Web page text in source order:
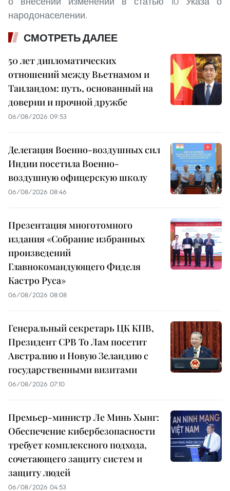
народонаселении.
СМОТРЕТЬ ДАЛЕЕ
50 лет дипломатических
отношений между Вьетнамом и
Таиландом: путь, основанный на
доверии и прочной дружбе
06/08/2026 09:53
Делегация Военно-воздушных сил
Индии посетила Военно-
воздушную офицерскую школу
06/08/2026 08:46
Презентация многотомного
издания «Собрание избранных
произведений
Главнокомандующего Фиделя
Кастро Руса»
06/08/2026 08:08
Генеральный секретарь ЦК КПВ,
Президент СРВ То Лам посетит
Австралию и Новую Зеландию с
государственными визитами
06/08/2026 07:10
Премьер-министр Ле Минь Хынг:
Обеспечение кибербезопасности
требует комплексного подхода,
сочетающего защиту систем и
защиту людей
06/08/2026 04:53